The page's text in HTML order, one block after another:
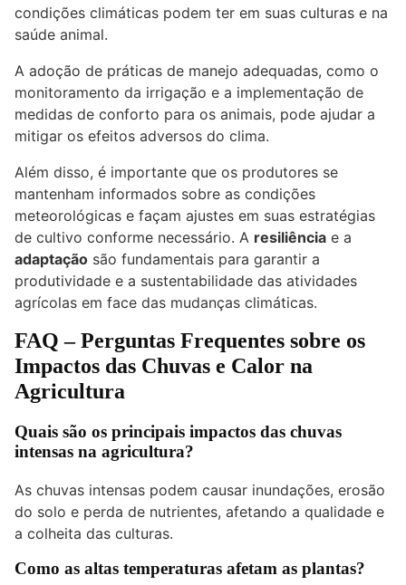
condições climáticas podem ter em suas culturas e na
saúde animal.
A adoção de práticas de manejo adequadas, como o
monitoramento da irrigação e a implementação de
medidas de conforto para os animais, pode ajudar a
mitigar os efeitos adversos do clima.
Além disso, é importante que os produtores se
mantenham informados sobre as condições
meteorológicas e façam ajustes em suas estratégias
de cultivo conforme necessário. A resiliência e a
adaptação são fundamentais para garantir a
produtividade e a sustentabilidade das atividades
agrícolas em face das mudanças climáticas.
FAQ – Perguntas Frequentes sobre os
Impactos das Chuvas e Calor na
Agricultura
Quais são os principais impactos das chuvas
intensas na agricultura?
As chuvas intensas podem causar inundações, erosão
do solo e perda de nutrientes, afetando a qualidade e
a colheita das culturas.
Como as altas temperaturas afetam as plantas?